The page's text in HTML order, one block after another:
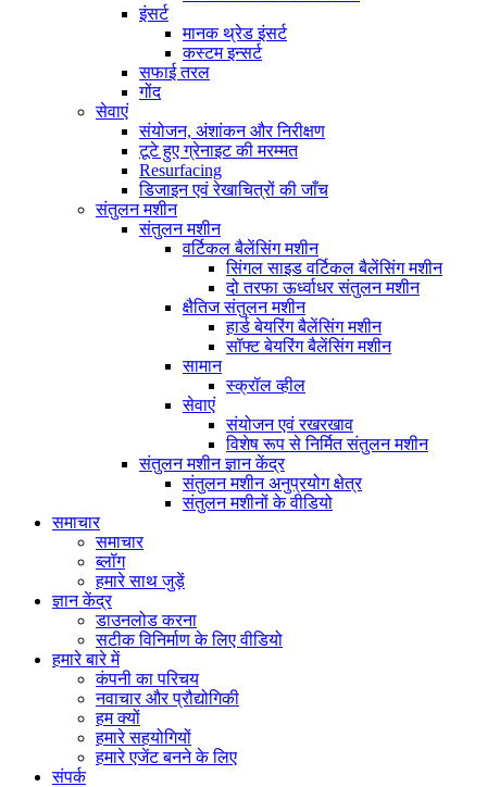
इंसर्ट
मानक थ्रेड इंसर्ट
कस्टम इन्सर्ट
सफाई तरल
गोंद
सेवाएं
संयोजन, अंशांकन और निरीक्षण
टूटे हुए ग्रेनाइट की मरम्मत
Resurfacing
डिजाइन एवं रेखाचित्रों की जाँच
संतुलन मशीन
संतुलन मशीन
वर्टिकल बैलेंसिंग मशीन
सिंगल साइड वर्टिकल बैलेंसिंग मशीन
दो तरफा ऊर्ध्वाधर संतुलन मशीन
क्षैतिज संतुलन मशीन
हार्ड बेयरिंग बैलेंसिंग मशीन
सॉफ्ट बेयरिंग बैलेंसिंग मशीन
सामान
स्क्रॉल व्हील
सेवाएं
संयोजन एवं रखरखाव
विशेष रूप से निर्मित संतुलन मशीन
संतुलन मशीन ज्ञान केंद्र
संतुलन मशीन अनुप्रयोग क्षेत्र
संतुलन मशीनों के वीडियो
समाचार
समाचार
ब्लॉग
हमारे साथ जुड़ें
ज्ञान केंद्र
डाउनलोड करना
सटीक विनिर्माण के लिए वीडियो
हमारे बारे में
कंपनी का परिचय
नवाचार और प्रौद्योगिकी
हम क्यों
हमारे सहयोगियों
हमारे एजेंट बनने के लिए
संपर्क